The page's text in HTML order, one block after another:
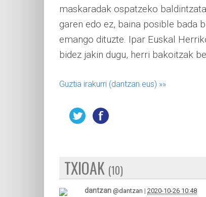
maskaradak ospatzeko
garen edo ez, baina posible bada
emango dituzte. Ipar Euskal
bidez jakin dugu, herri bakoitzak
Guztia irakurri (dantzan.eus) »»
TXIOAK (10)
dantzan @dantzan | 2020-10-26 10:48